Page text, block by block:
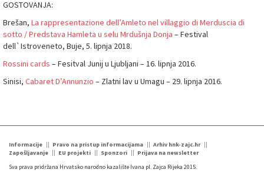
GOSTOVANJA:
Brešan, La rappresentazione dell’Amleto nel villaggio di Merduscia di
sotto / Predstava Hamleta u selu Mrdušnja Donja – Festival
dell`Istroveneto, Buje, 5. lipnja 2018.
Rossini cards – Fesitval Junij u Ljubljani – 16. lipnja 2016.
Sinisi, Cabaret D’Annunzio – Zlatni lav u Umagu – 29. lipnja 2016.
Informacije Pravo na pristup informacijama
Arhiv hnk-zajc.hr
Zapošljavanje
EU projekti Sponzori
Prijava na newsletter
Sva prava pridržana Hrvatsko narodno kazalište Ivana pl. Zajca Rijeka 2015.